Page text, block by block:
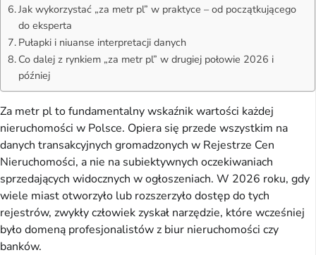
Jak wykorzystać „za metr pl” w praktyce – od początkującego
do eksperta
Pułapki i niuanse interpretacji danych
Co dalej z rynkiem „za metr pl” w drugiej połowie 2026 i
później
Za metr pl to fundamentalny wskaźnik wartości każdej
nieruchomości w Polsce. Opiera się przede wszystkim na
danych transakcyjnych gromadzonych w Rejestrze Cen
Nieruchomości, a nie na subiektywnych oczekiwaniach
sprzedających widocznych w ogłoszeniach. W 2026 roku, gdy
wiele miast otworzyło lub rozszerzyło dostęp do tych
rejestrów, zwykły człowiek zyskał narzędzie, które wcześniej
było domeną profesjonalistów z biur nieruchomości czy
banków.